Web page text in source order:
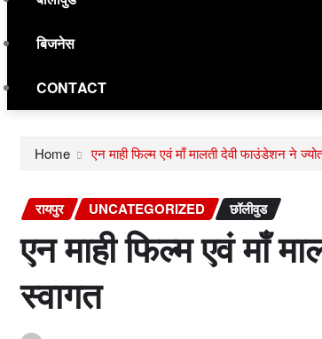
बिजनेस
CONTACT
Home एन माही फिल्म एवं माँ मालती देवी फाउंडेशन ने
रायपुर UNCATEGORIZED छॉलीवुड
एन माही फिल्म एवं माँ
स्वागत